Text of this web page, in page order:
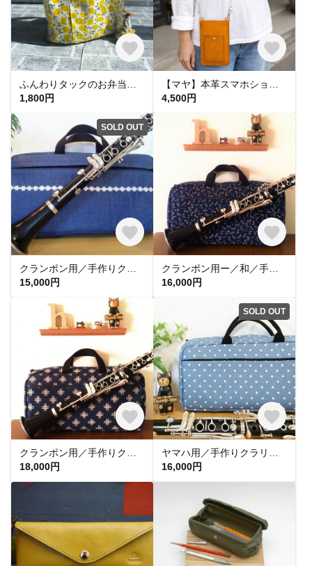
1,800円
4,500円
SOLD OUT
15,000円
16,000円
18,000円
SOLD OUT
16,000円